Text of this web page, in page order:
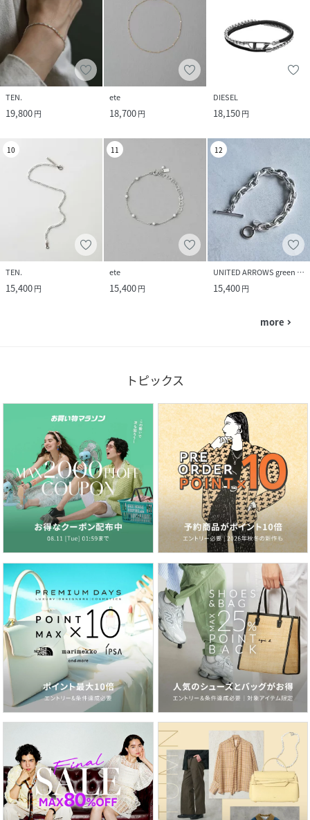
TEN.
19,800円
ete
18,700円
DIESEL
18,150円
10
TEN.
15,400円
11
ete
15,400円
12
UNITED ARROWS green label relaxing
15,400円
more navigate_next
トピックス